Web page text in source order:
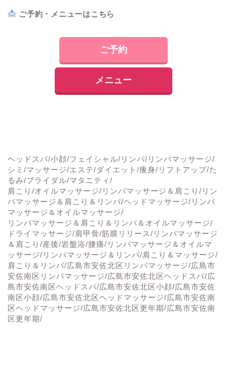
ご予約・メ ニューはこちら
ご予約
メニュー
ヘッドスパ/小顔/フェイシャル/リンパ/リンパマッサージ/
シミ/マッサージ/エステ/ダイエット/痩身/リフトアップ/た
るみ/ブライダル/マタニティ/
肩こり/オイルマッサージ/リンパマッサージ＆肩こり/リン
パマッサージ＆肩こり＆リンパ/ヘッドマッサージ/リンパ
マッサージ＆オイルマッサージ/
リンパマッサージ＆肩こり＆リンパ＆オイルマッサージ/
ドライマッサージ/肩甲骨/筋膜リリース/リンパマッサージ
＆肩こり/産後/岩盤浴/腰痛/リンパマッサージ＆オイルマ
ッサージ/リンパマッサージ＆リンパ/肩こり＆マッサージ/
肩こり＆リンパ/広島市安佐北区リンパマッサージ/広島市
安佐南区リンパマッサージ/広島市安佐北区ヘッドスパ/広
島市安佐南区ヘッドスパ/広島市安佐北区小顔/広島市安佐
南区小顔/広島市安佐北区ヘッドマッサージ/広島市安佐南
区ヘッドマッサージ/広島市安佐北区更年期/広島市安佐南
区更年期/